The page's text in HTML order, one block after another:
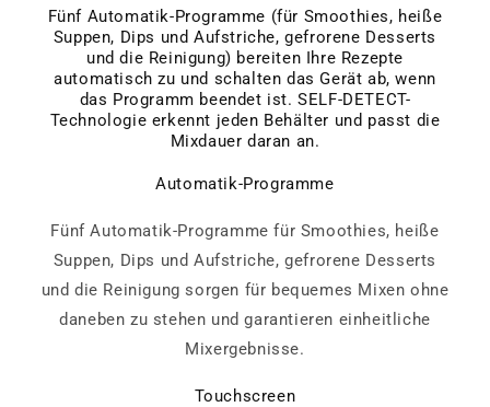
Fünf Automatik-Programme (für Smoothies, heiße
Suppen, Dips und Aufstriche, gefrorene Desserts
und die Reinigung) bereiten Ihre Rezepte
automatisch zu und schalten das Gerät ab, wenn
das Programm beendet ist. SELF-DETECT-
Technologie erkennt jeden Behälter und passt die
Mixdauer daran an.
Automatik-Programme
Fünf Automatik-Programme für Smoothies, heiße
Suppen, Dips und Aufstriche, gefrorene Desserts
und die Reinigung sorgen für bequemes Mixen ohne
daneben zu stehen und garantieren einheitliche
Mixergebnisse.
Touchscreen